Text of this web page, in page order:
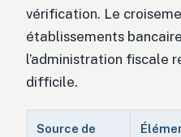
vérification. Le
établissements
l’administration fiscale
difficile.
Source de